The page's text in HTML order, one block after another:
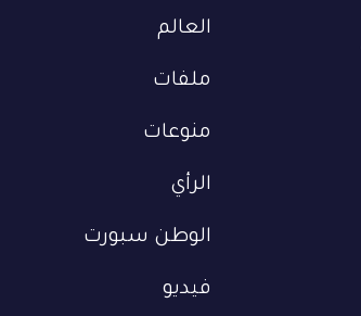
العالم
ملفات
منوعات
الرأي
الوطن سبورت
فيديو